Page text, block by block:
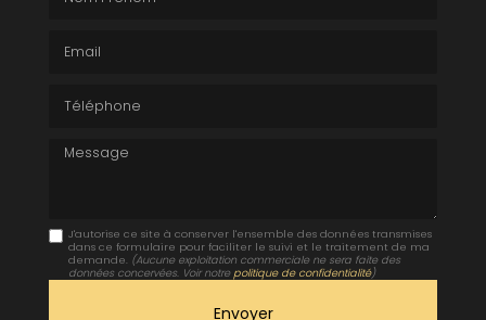
Message
J'autorise ce site à conserver l'ensemble des données transmises
dans ce formulaire pour faciliter le suivi et le traitement de ma
demande. (Aucune exploitation commerciale ne sera faite des
données concervées. Voir notrepolitique de confidentialité)